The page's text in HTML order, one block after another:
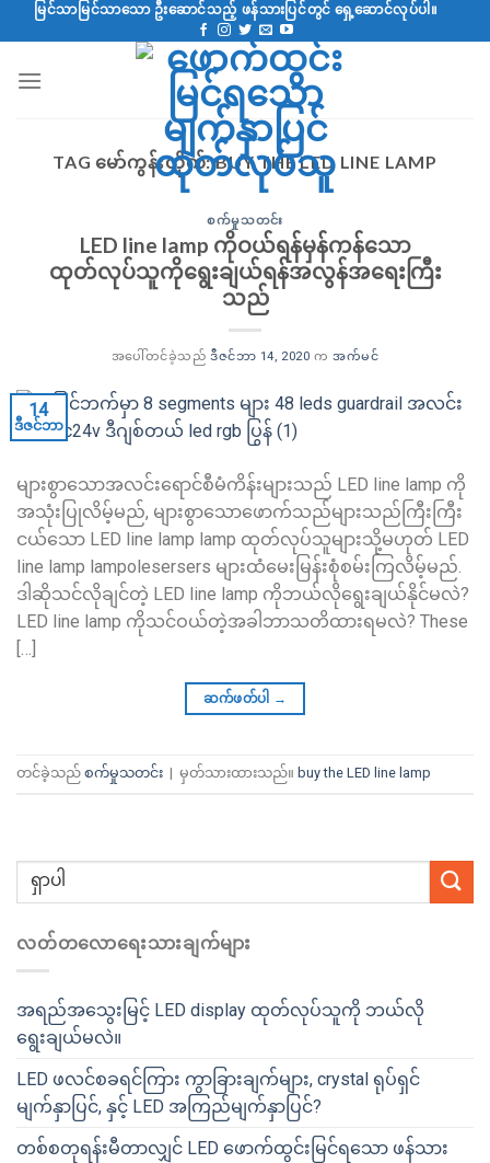
အကြောင်းအရာ
Skip
မြင်သာမြင်သာသော ဦးဆောင်သည့် ဖန်သားပြင်တွင် ရှေ့ဆောင်လုပ်ပါ။
TAG မော်ကွန်းတိုက်:BUY THE LED LINE LAMP
လတ်တလောရေးသားချက်များ
အရည်အသွေးမြင့် LED display ထုတ်လုပ်သူကို ဘယ်လို
ရွေးချယ်မလဲ။
LED ဖလင်စခရင်ကြား ကွာခြားချက်များ, crystal ရုပ်ရှင်
မျက်နှာပြင်, နှင့် LED အကြည်မျက်နှာပြင်?
တစ်စတုရန်းမီတာလျှင် LED ဖောက်ထွင်းမြင်ရသော ဖန်သား
စက်မှုသတင်း
LED line lamp ကိုဝယ်ရန်မှန်ကန်သော
ထုတ်လုပ်သူကိုရွေးချယ်ရန်အလွန်အရေးကြီး
သည်
အပေါ်တင်ခဲ့သည်ဒီဇင်ဘာ 14, 2020 ကအက်မင်
14
ဒီဇင်ဘာ
များစွာသောအလင်းရောင်စီမံကိန်းများသည် LED line lamp ကို
အသုံးပြုလိမ့်မည်, များစွာသောဖောက်သည်များသည်ကြီးကြီး
ငယ်သော LED line lamp lamp ထုတ်လုပ်သူများသို့မဟုတ် LED
line lamp lampolesersers များထံမေးမြန်းစုံစမ်းကြလိမ့်မည်.
ဒါဆိုသင်လိုချင်တဲ့ LED line lamp ကိုဘယ်လိုရွေးချယ်နိုင်မလဲ?
LED line lamp ကိုသင်ဝယ်တဲ့အခါဘာသတိထားရမလဲ? These
[…]
ဆက်ဖတ်ပါ →
တင်ခဲ့သည် စက်မှုသတင်း | မှတ်သားထားသည်။ buy the LED line lamp